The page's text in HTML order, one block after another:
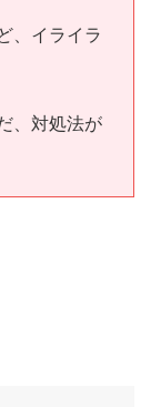
、イライラ
、対処法が